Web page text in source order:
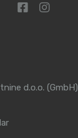
d.o.o. (GmbH)